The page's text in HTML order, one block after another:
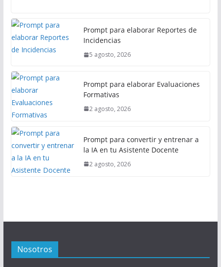
Prompt para elaborar Reportes de
Incidencias
5 agosto, 2026
Prompt para elaborar Evaluaciones
Formativas
2 agosto, 2026
Prompt para convertir y entrenar a
la IA en tu Asistente Docente
2 agosto, 2026
Nosotros